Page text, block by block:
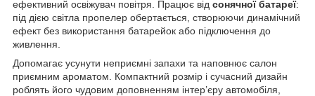
ефективний освіжувач повітря. Працює від сонячної батареї:
під дією світла пропелер обертається, створюючи динамічний
ефект без використання батарейок або підключення до
живлення.
Допомагає усунути неприємні запахи та наповнює салон
приємним ароматом. Компактний розмір і сучасний дизайн
роблять його чудовим доповненням інтер’єру автомобіля,